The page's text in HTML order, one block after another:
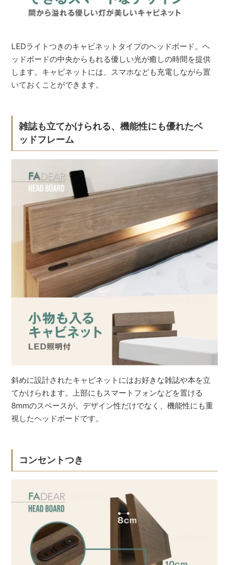
LEDライトつきのキャビネットタイプのヘッドボード。ヘ
ッドボードの中央からもれる優しい光が癒しの時間を提供
します。キャビネットには、スマホなども充電しながら置
いておくことができます。
雑誌も立てかけられる、機能性にも優れたベ
ッドフレーム
斜めに設計されたキャビネットにはお好きな雑誌や本を立
てかけられます。上部にもスマートフォンなどを置ける
8mmのスペースが。デザイン性だけでなく、機能性にも重
視したヘッドボードです。
コンセントつき